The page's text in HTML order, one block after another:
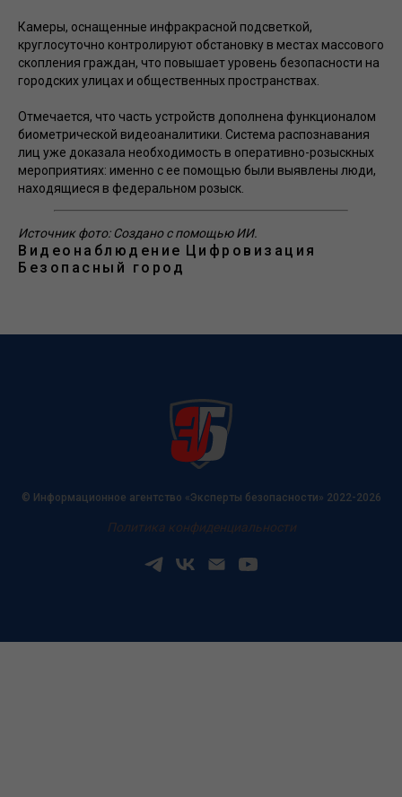
Камеры, оснащенные инфракрасной подсветкой,
круглосуточно контролируют обстановку в местах массового
скопления граждан, что повышает уровень безопасности на
городских улицах и общественных пространствах.
Отмечается, что часть устройств дополнена функционалом
биометрической видеоаналитики. Система распознавания
лиц уже доказала необходимость в оперативно-розыскных
мероприятиях: именно с ее помощью были выявлены люди,
находящиеся в федеральном розыск.
Источник фото: Создано с помощью ИИ.
Видеонаблюдение Цифровизация
Безопасный город
© Информационное агентство «Эксперты безопасности» 2022-2026
Политика конфиденциальности